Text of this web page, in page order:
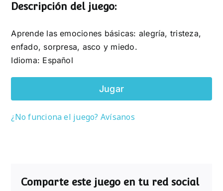
Descripción del juego:
Aprende las emociones básicas: alegría, tristeza,
enfado, sorpresa, asco y miedo.
Idioma: Español
Jugar
¿No funciona el juego? Avísanos
Comparte este juego en tu red social